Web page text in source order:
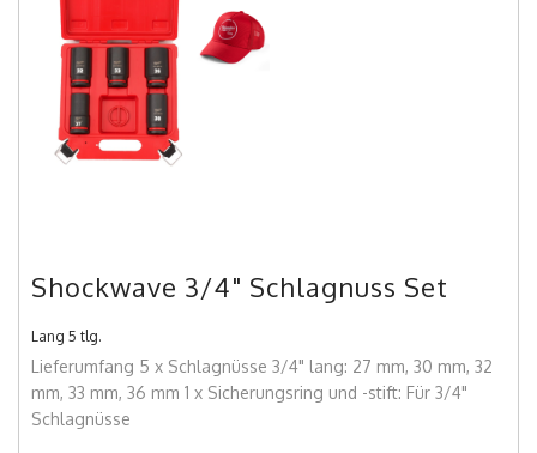
Shockwave 3/4" Schlagnuss Set
Lang 5 tlg.
Lieferumfang 5 x Schlagnüsse 3/4" lang: 27 mm, 30 mm, 32
mm, 33 mm, 36 mm 1 x Sicherungsring und -stift: Für 3/4"
Schlagnüsse